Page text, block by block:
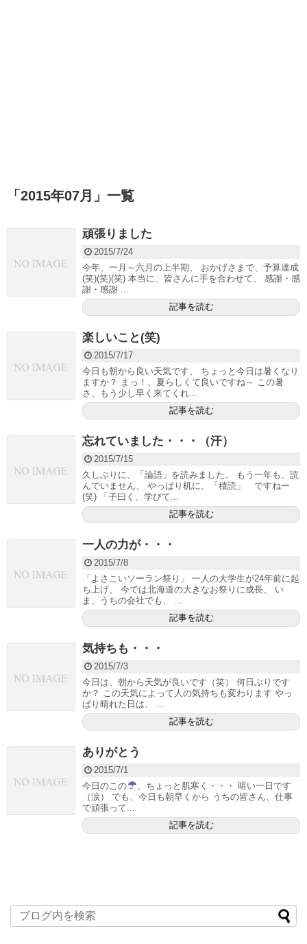
「 2015年07月 」 一覧
頑張りました
2015/7/24
今年、一月～六月の上半期、 おかげさまで、予算達成
(笑)(笑)(笑) 本当に、皆さんに手を合わせて、 感謝・感
謝・感謝 ...
記事を読む
楽しいこと(笑)
2015/7/17
今日も朝から良い天気です、 ちょっと今日は暑くなり
ますか？ まっ！、夏らしくて良いですね～ この暑
さ、もう少し早く来てくれ...
記事を読む
忘れていました・・・（汗）
2015/7/15
久しぶりに、「論語」を読みました。 もう一年も、読
んでいません、 やっぱり机に、「積読」 ですねー
(笑) 「子曰く、学びて...
記事を読む
一人の力が・・・
2015/7/8
「よさこいソーラン祭り」 一人の大学生が24年前に起
ち上げ、 今では北海道の大きなお祭りに成長、 い
ま、うちの会社でも、 ...
記事を読む
気持ちも・・・
2015/7/3
今日は、朝から天気が良いです（笑） 何日ぶりです
か？ この天気によって人の気持ちも変わります やっ
ぱり晴れた日は、 ...
記事を読む
ありがとう
2015/7/1
今日のこの
、ちょっと肌寒く・・・ 暗い一日です
（涙） でも、今日も朝早くから うちの皆さん、仕事
で頑張って...
記事を読む